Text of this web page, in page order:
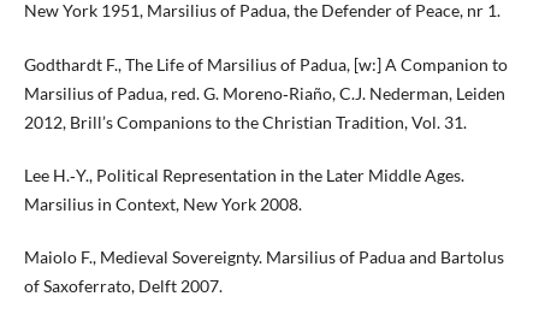
New York 1951, Marsilius of Padua, the Defender of Peace, nr 1.
Godthardt F., The Life of Marsilius of Padua, [w:] A Companion to
Marsilius of Padua, red. G. Moreno‑Riaño, C.J. Nederman, Leiden
2012, Brill’s Companions to the Christian Tradition, Vol. 31.
Lee H.‑Y., Political Representation in the Later Middle Ages.
Marsilius in Context, New York 2008.
Maiolo F., Medieval Sovereignty. Marsilius of Padua and Bartolus
of Saxoferrato, Delft 2007.